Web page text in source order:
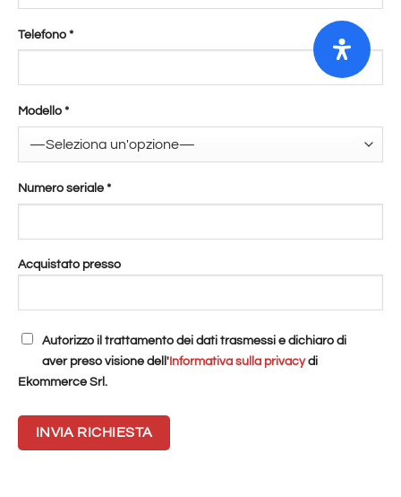
Telefono *
Modello *
Numero seriale *
Acquistato presso
Autorizzo il trattamento dei dati trasmessi e dichiaro di
aver preso visione dell'Informativa sulla privacydi
Ekommerce Srl.